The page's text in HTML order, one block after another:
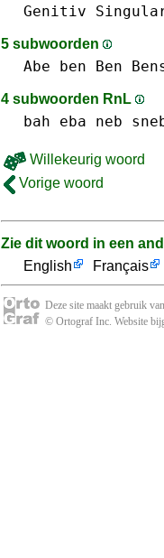
Genitiv
5 subwoorden
Abe ben Ben
4 subwoorden RnL
bah eba neb
Willekeurig woord
Vorige woord
Zie dit woord in een
English
Français
Deze site maakt gebruik
© Ortograf Inc. Website